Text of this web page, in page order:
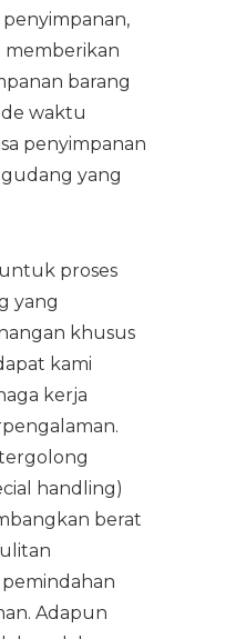
memberikan
barang
waktu
penyimpanan
gudang yang
proses
yang
khusus
kami
kerja
handling)
berat
pemindahan
Adapun